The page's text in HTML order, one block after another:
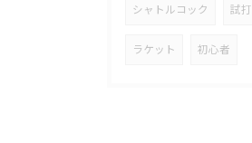
シャトルコック 試打
ラケット 初心者